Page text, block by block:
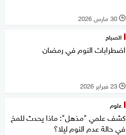
l 30 مارس 2026
الصباح
اضطرابات النوم في رمضان
l 23 فبراير 2026
علوم
كشف علمي "مذهل": ماذا يحدث للمخ
في حالة عدم النوم ليلا؟